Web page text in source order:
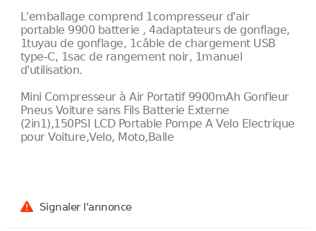
L'emballage comprend 1compresseur d'air
portable 9900 batterie , 4adaptateurs de gonflage,
1tuyau de gonflage, 1câble de chargement USB
type-C, 1sac de rangement noir, 1manuel
d'utilisation.
Mini Compresseur à Air Portatif 9900mAh Gonfleur
Pneus Voiture sans Fils Batterie Externe
(2in1),150PSI LCD Portable Pompe A Velo Electrique
pour Voiture,Velo, Moto,Balle
Signaler l'annonce